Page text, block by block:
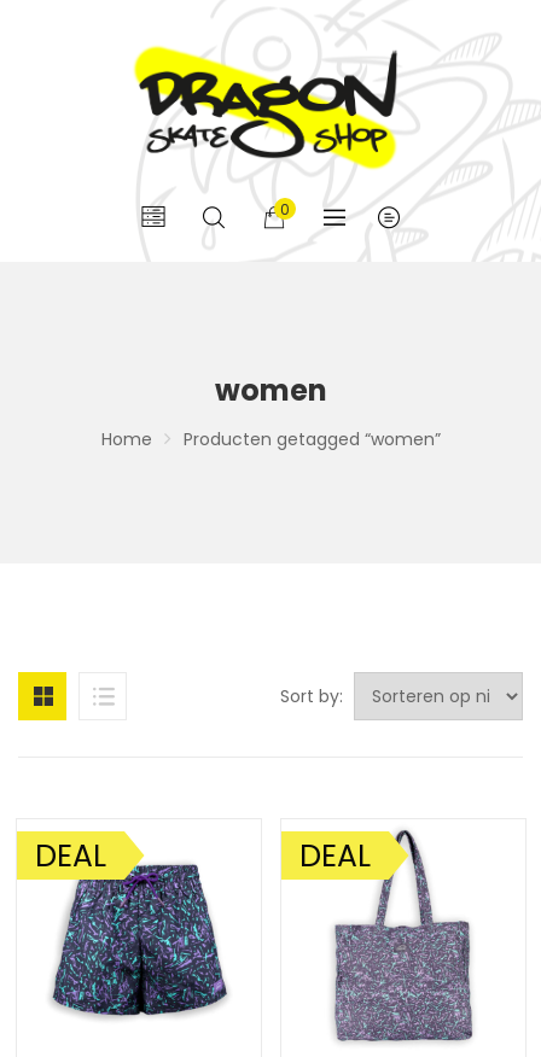
0
women
Home Producten getagged “women”
Sort by:
AANBIEDING!
DEAL AANBIEDING!
DEAL